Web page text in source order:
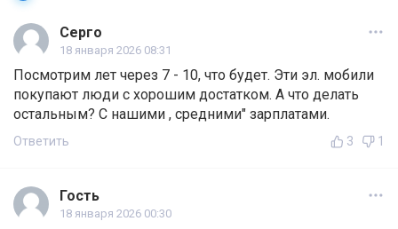
Серго
18 января 2026 08:31
Посмотрим лет через 7 - 10, что будет. Эти эл. мобили
покупают люди с хорошим достатком. А что делать
остальным? С нашими , средними" зарплатами.
Ответить 3 1
Гость
18 января 2026 00:30